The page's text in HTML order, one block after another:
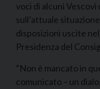
voci di alcuni Vescovi
sull’attuale
disposizioni uscite
Presidenza del
“Non è mancato in
comunicato – un